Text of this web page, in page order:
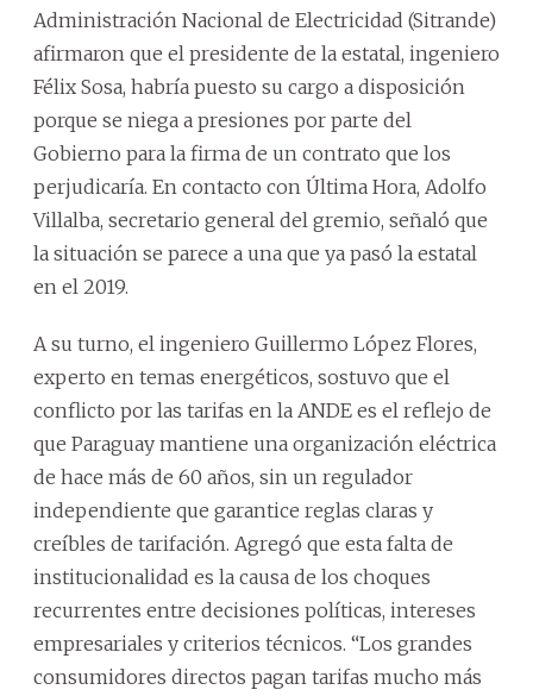
Administración Nacional de Electricidad (Sitrande)
afirmaron que el presidente de la estatal, ingeniero
Félix Sosa, habría puesto su cargo a disposición
porque se niega a presiones por parte del
Gobierno para la firma de un contrato que los
perjudicaría. En contacto con Última Hora, Adolfo
Villalba, secretario general del gremio, señaló que
la situación se parece a una que ya pasó la estatal
en el 2019.
A su turno, el ingeniero Guillermo López Flores,
experto en temas energéticos, sostuvo que el
conflicto por las tarifas en la ANDE es el reflejo de
que Paraguay mantiene una organización eléctrica
de hace más de 60 años, sin un regulador
independiente que garantice reglas claras y
creíbles de tarifación. Agregó que esta falta de
institucionalidad es la causa de los choques
recurrentes entre decisiones políticas, intereses
empresariales y criterios técnicos. “Los grandes
consumidores directos pagan tarifas mucho más